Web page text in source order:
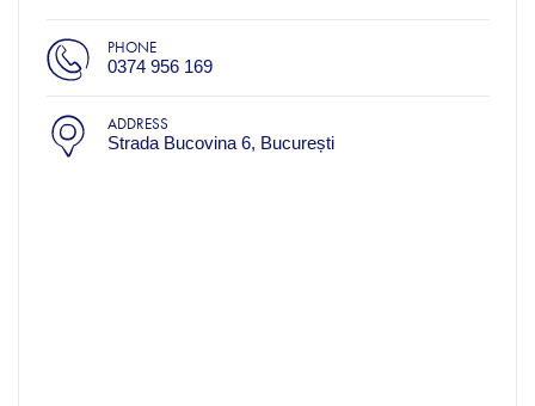
PHONE
0374 956 169
ADDRESS
Strada Bucovina 6, București